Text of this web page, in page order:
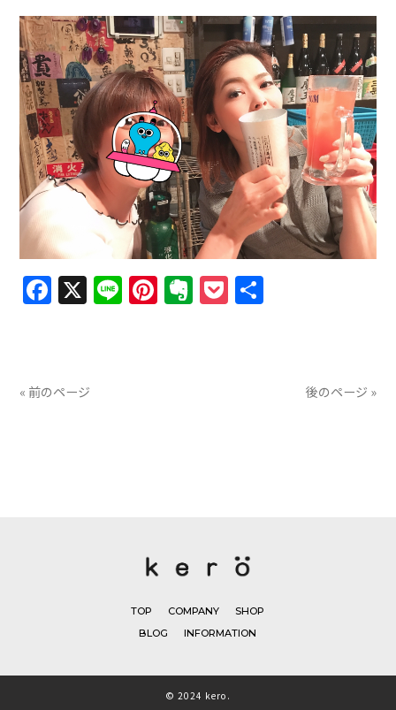
Facebook
X LinePinterest
Evernote
Pocket
« 前のページ 後のページ »
TOP COMPANY
SHOP
BLOG
INFORMATION
© 2024 kero.